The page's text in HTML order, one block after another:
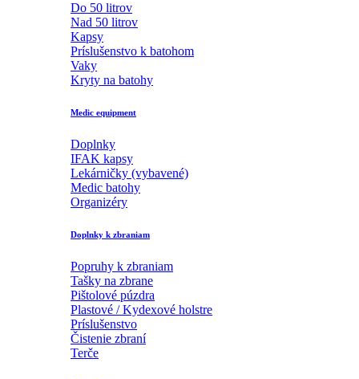
Do 50 litrov
Nad 50 litrov
Kapsy
Príslušenstvo k batohom
Vaky
Kryty na batohy
Medic equipment
Doplnky
IFAK kapsy
Lekárničky (vybavené)
Medic batohy
Organizéry
Doplnky k zbraniam
Popruhy k zbraniam
Tašky na zbrane
Pištolové púzdra
Plastové / Kydexové holstre
Príslušenstvo
Čistenie zbraní
Terče